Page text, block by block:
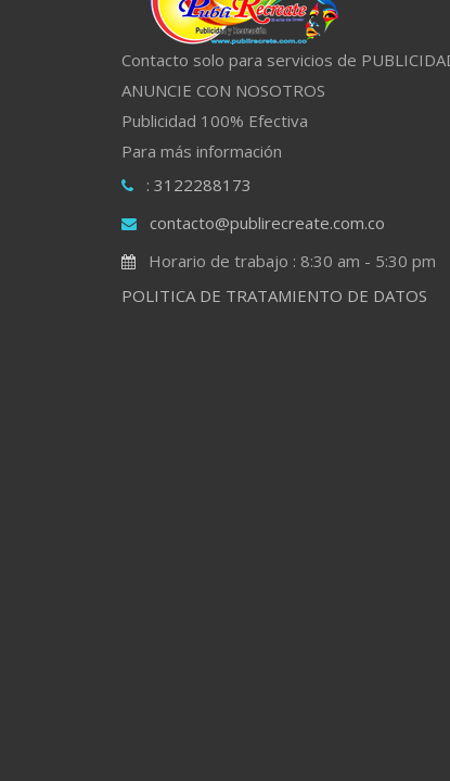
Contacto solo para servicios de
ANUNCIE CON NOSOTROS
Publicidad 100% Efectiva
Para más información
: 3122288173
contacto@publirecreate.com.co
Horario de trabajo : 8:30 am - 5:30 pm
POLITICA DE TRATAMIENTO DE DATOS